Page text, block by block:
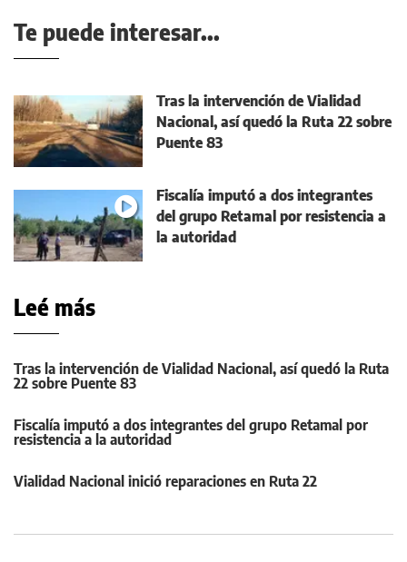
Te puede interesar...
Tras la intervención de Vialidad
Nacional, así quedó la Ruta 22 sobre
Puente 83
Fiscalía imputó a dos integrantes
del grupo Retamal por resistencia a
la autoridad
Leé más
Tras la intervención de Vialidad Nacional, así quedó la Ruta
22 sobre Puente 83
Fiscalía imputó a dos integrantes del grupo Retamal por
resistencia a la autoridad
Vialidad Nacional inició reparaciones en Ruta 22